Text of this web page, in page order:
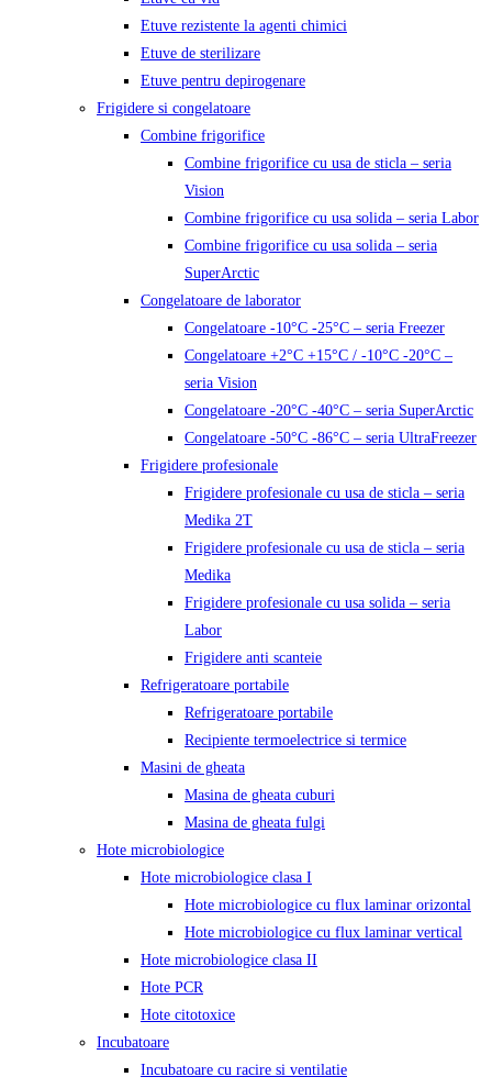
Etuve rezistente la agenti chimici
Etuve de sterilizare
Etuve pentru depirogenare
Frigidere si congelatoare
Combine frigorifice
Combine frigorifice cu usa de sticla – seria
Vision
Combine frigorifice cu usa solida – seria Labor
Combine frigorifice cu usa solida – seria
SuperArctic
Congelatoare de laborator
Congelatoare -10°C -25°C – seria Freezer
Congelatoare +2°C +15°C / -10°C -20°C –
seria Vision
Congelatoare -20°C -40°C – seria SuperArctic
Congelatoare -50°C -86°C – seria UltraFreezer
Frigidere profesionale
Frigidere profesionale cu usa de sticla – seria
Medika 2T
Frigidere profesionale cu usa de sticla – seria
Medika
Frigidere profesionale cu usa solida – seria
Labor
Frigidere anti scanteie
Refrigeratoare portabile
Refrigeratoare portabile
Recipiente termoelectrice si termice
Masini de gheata
Masina de gheata cuburi
Masina de gheata fulgi
Hote microbiologice
Hote microbiologice clasa I
Hote microbiologice cu flux laminar orizontal
Hote microbiologice cu flux laminar vertical
Hote microbiologice clasa II
Hote PCR
Hote citotoxice
Incubatoare
Incubatoare cu racire si ventilatie